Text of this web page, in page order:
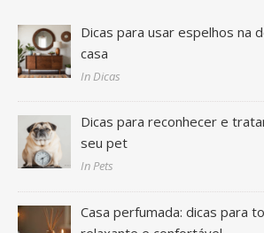
Dicas para usar espelhos na
casa
In Dicas
Dicas para reconhecer e
seu pet
In Pets
Casa perfumada: dicas para